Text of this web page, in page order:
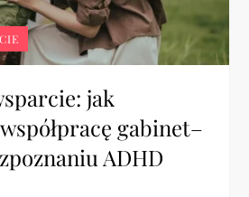
jak
gabinet–
ADHD